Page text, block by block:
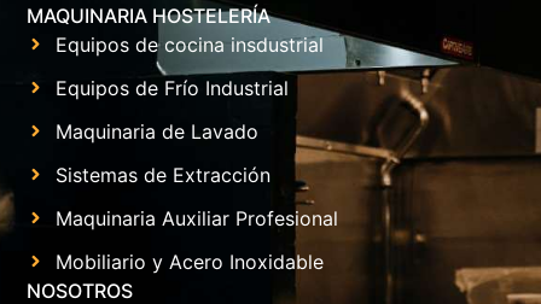
MAQUINARIA HOSTELERÍA
Equipos de cocina insdustrial
Equipos de Frío Industrial
Maquinaria de Lavado
Sistemas de Extracción
Maquinaria Auxiliar Profesional
Mobiliario y Acero Inoxidable
NOSOTROS